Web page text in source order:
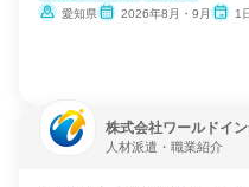
愛知県
2026年8月・9月 1
株式会社ワールドイ
人材派遣・職業紹介